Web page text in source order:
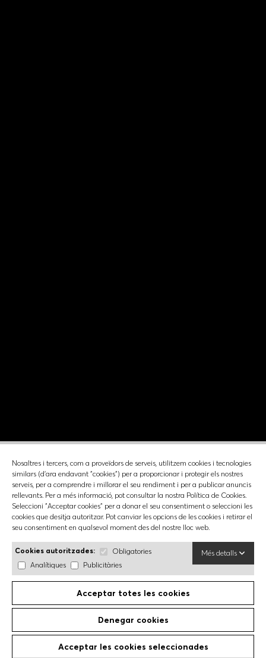
T'oferim solucions per a vendes en línia B2B,
B2C i M2B2C integrades amb el teu ERP i amb
el suport d'un equip de professionals al teu
servei que s'encarreguen de l'allotjament web i
la ciberseguretat.
Nosaltres i tercers, com a proveïdors de serveis, utilitzem cookies i tecnologies
similars (d'ara endavant "cookies") per a proporcionar i protegir els nostres
serveis, per a comprendre i millorar el seu rendiment i per a publicar anuncis
rellevants. Per a més informació, pot consultar la nostra Política de Cookies.
Seleccioni "Acceptar cookies" per a donar el seu consentiment o seleccioni les
cookies que desitja autoritzar. Pot canviar les opcions de les cookies i retirar el
seu consentiment en qualsevol moment des del nostre lloc web.
Cookies autoritzades:
Obligatories
Analítiques
Publicitàries
Més detalls
Acceptar totes les cookies
Denegar cookies
Acceptar les cookies seleccionades